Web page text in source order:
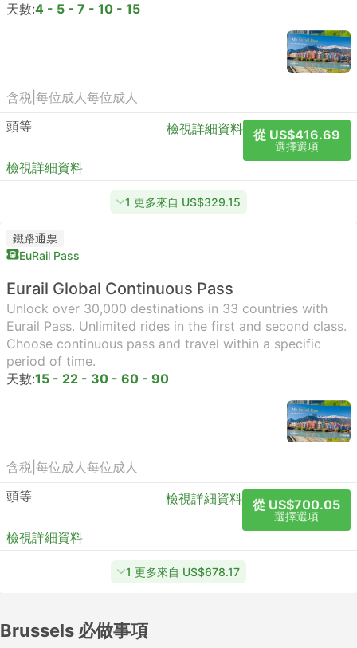
天數:4 - 5 - 7 - 10 - 15
含税 每位成人每位成人
頭等
檢視詳細資料 從 US$416.69
選擇選項
檢視詳細資料
1 更多來自 US$329.15
鐵路通票
EuRail Pass
Eurail Global Continuous Pass
Unlock over 30,000 destinations in 33 countries with
Eurail Pass. Unlimited rides in the first and second class.
Choose continuous pass and travel within a specific
period of time.
天數:15 - 22 - 30 - 60 - 90
含税 每位成人每位成人
頭等
檢視詳細資料 從 US$700.05
選擇選項
檢視詳細資料
1 更多來自 US$678.17
Brussels 必做事項